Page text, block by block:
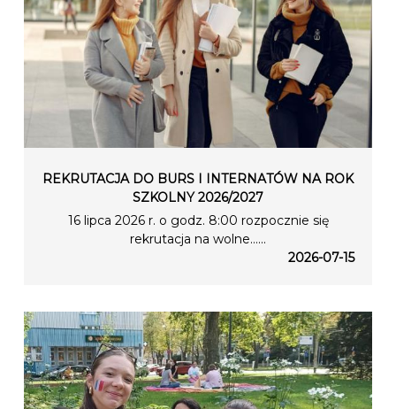
REKRUTACJA DO BURS I INTERNATÓW NA ROK
SZKOLNY 2026/2027
16 lipca 2026 r. o godz. 8:00 rozpocznie się
rekrutacja na wolne…...
2026-07-15